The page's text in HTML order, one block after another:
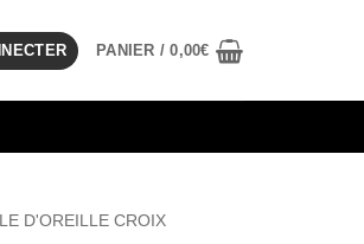
PANIER /0,00€
D'OREILLE CROIX